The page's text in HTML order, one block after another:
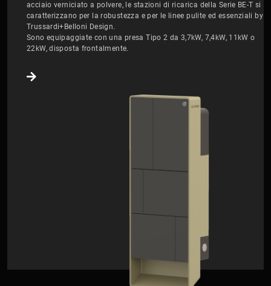
acciaio verniciato a polvere, le stazioni di ricarica della Serie BE-T si
caratterizzano per la robustezza e per le linee pulite ed essenziali by
Trussardi+Belloni Design.
Sono equipaggiate con una presa Tipo 2 da 3,7kW, 7,4kW, 11kW o
22kW, disposta frontalmente.